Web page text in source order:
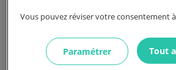
Vous pouvez réviser votre consentement
Tout
Paramétrer